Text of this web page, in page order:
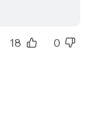
18 0